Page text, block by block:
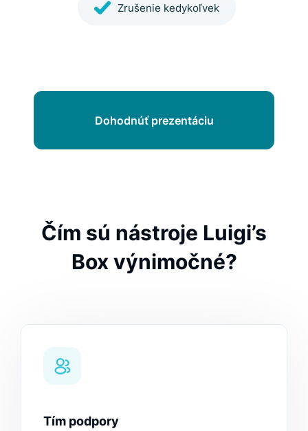
Zrušenie kedykoľvek
Dohodnúť prezentáciu
Čím sú nástroje Luigi’s
Box výnimočné?
Tím podpory